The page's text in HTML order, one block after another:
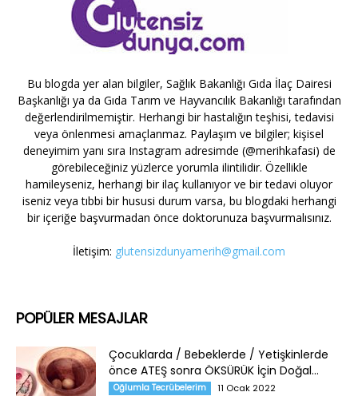
Bu blogda yer alan bilgiler, Sağlık Bakanlığı Gıda İlaç Dairesi
Başkanlığı ya da Gıda Tarım ve Hayvancılık Bakanlığı tarafından
değerlendirilmemiştir. Herhangi bir hastalığın teşhisi, tedavisi
veya önlenmesi amaçlanmaz. Paylaşım ve bilgiler; kişisel
deneyimim yanı sıra Instagram adresimde (@merihkafasi) de
görebileceğiniz yüzlerce yorumla ilintilidir. Özellikle
hamileyseniz, herhangi bir ilaç kullanıyor ve bir tedavi oluyor
iseniz veya tıbbi bir hususi durum varsa, bu blogdaki herhangi
bir içeriğe başvurmadan önce doktorunuza başvurmalısınız.
İletişim: glutensizdunyamerih@gmail.com
POPÜLER MESAJLAR
Çocuklarda / Bebeklerde / Yetişkinlerde
önce ATEŞ sonra ÖKSÜRÜK İçin Doğal...
Oğlumla Tecrübelerim 11 Ocak 2022